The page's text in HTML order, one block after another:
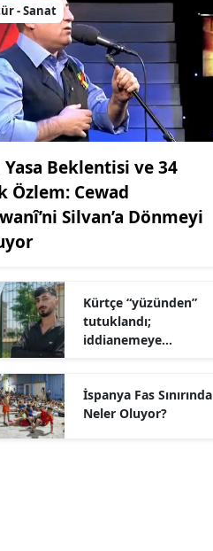
- Sanat
Yasa Beklentisi ve 34
Özlem: Cewad
Silvan’a Dönmeyi
Kürtçe “yüzünden”
tutuklandı;
iddianemeye
İspanya Fas Sınırında
Neler Oluyor?